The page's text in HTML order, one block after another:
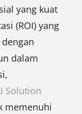
yang kuat
(ROI) yang
dalam
Solution
memenuhi